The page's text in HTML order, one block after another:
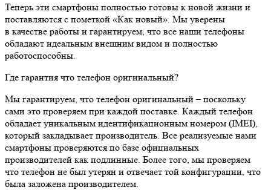
Теперь эти смартфоны полностью готовы к новой жизни и
поставляются с пометкой «Как новый». Мы уверены
в качестве работы и гарантируем, что все наши телефоны
обладают идеальным внешним видом и полностью
работоспособны.
Где гарантия что телефон оригинальный?
Мы гарантируем, что телефон оригинальный – поскольку
сами это проверяем при каждой поставке. Каждый телефон
обладает уникальным идентификационным номером (IMEI),
который закладывает производитель. Все реализуемые нами
смартфоны проверяются по базе официальных
производителей как подлинные. Более того, мы проверяем
что телефон не был утерян и отвечает той конфигурации, что
была заложена производителем.